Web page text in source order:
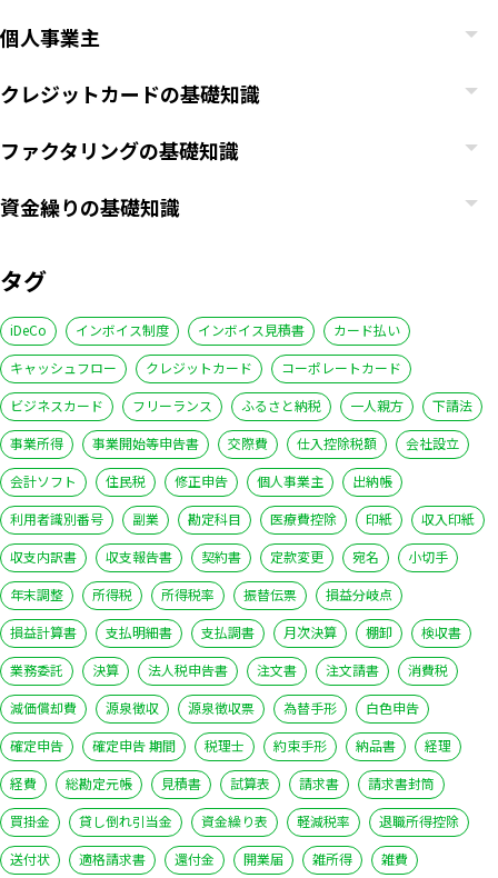
個人事業主
クレジットカードの基礎知識
ファクタリングの基礎知識
資金繰りの基礎知識
タグ
iDeCo インボイス制度 インボイス見積書
カード払い
キャッシュフロー
クレジットカード
コーポレートカード
ビジネスカード
フリーランス ふるさと納税 一人親方
下請法
事業所得
事業開始等申告書 交際費 仕入控除税額
会社設立
会計ソフト
住民税 修正申告 個人事業主
出納帳
利用者識別番号
副業 勘定科目 医療費控除 印紙
収入印紙
収支内訳書
収支報告書 契約書 定款変更 宛名
小切手
年末調整
所得税 所得税率 振替伝票
損益分岐点
損益計算書
支払明細書 支払調書 月次決算 棚卸
検収書
業務委託
決算 法人税申告書 注文書 注文請書
消費税
減価償却費
源泉徴収 源泉徴収票 為替手形
白色申告
確定申告
確定申告 期間 税理士 約束手形 納品書
経理
経費
総勘定元帳 見積書 試算表 請求書
請求書封筒
買掛金
貸し倒れ引当金 資金繰り表 軽減税率
退職所得控除
送付状
適格請求書 還付金 開業届 雑所得
雑費